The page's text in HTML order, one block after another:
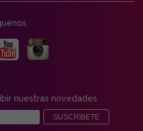
nuestras novedades
SUSCRIBETE